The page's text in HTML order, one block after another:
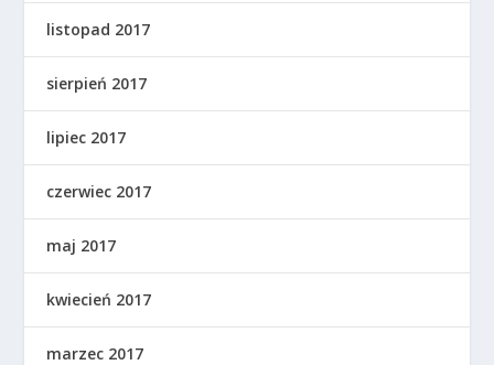
listopad 2017
sierpień 2017
lipiec 2017
czerwiec 2017
maj 2017
kwiecień 2017
marzec 2017